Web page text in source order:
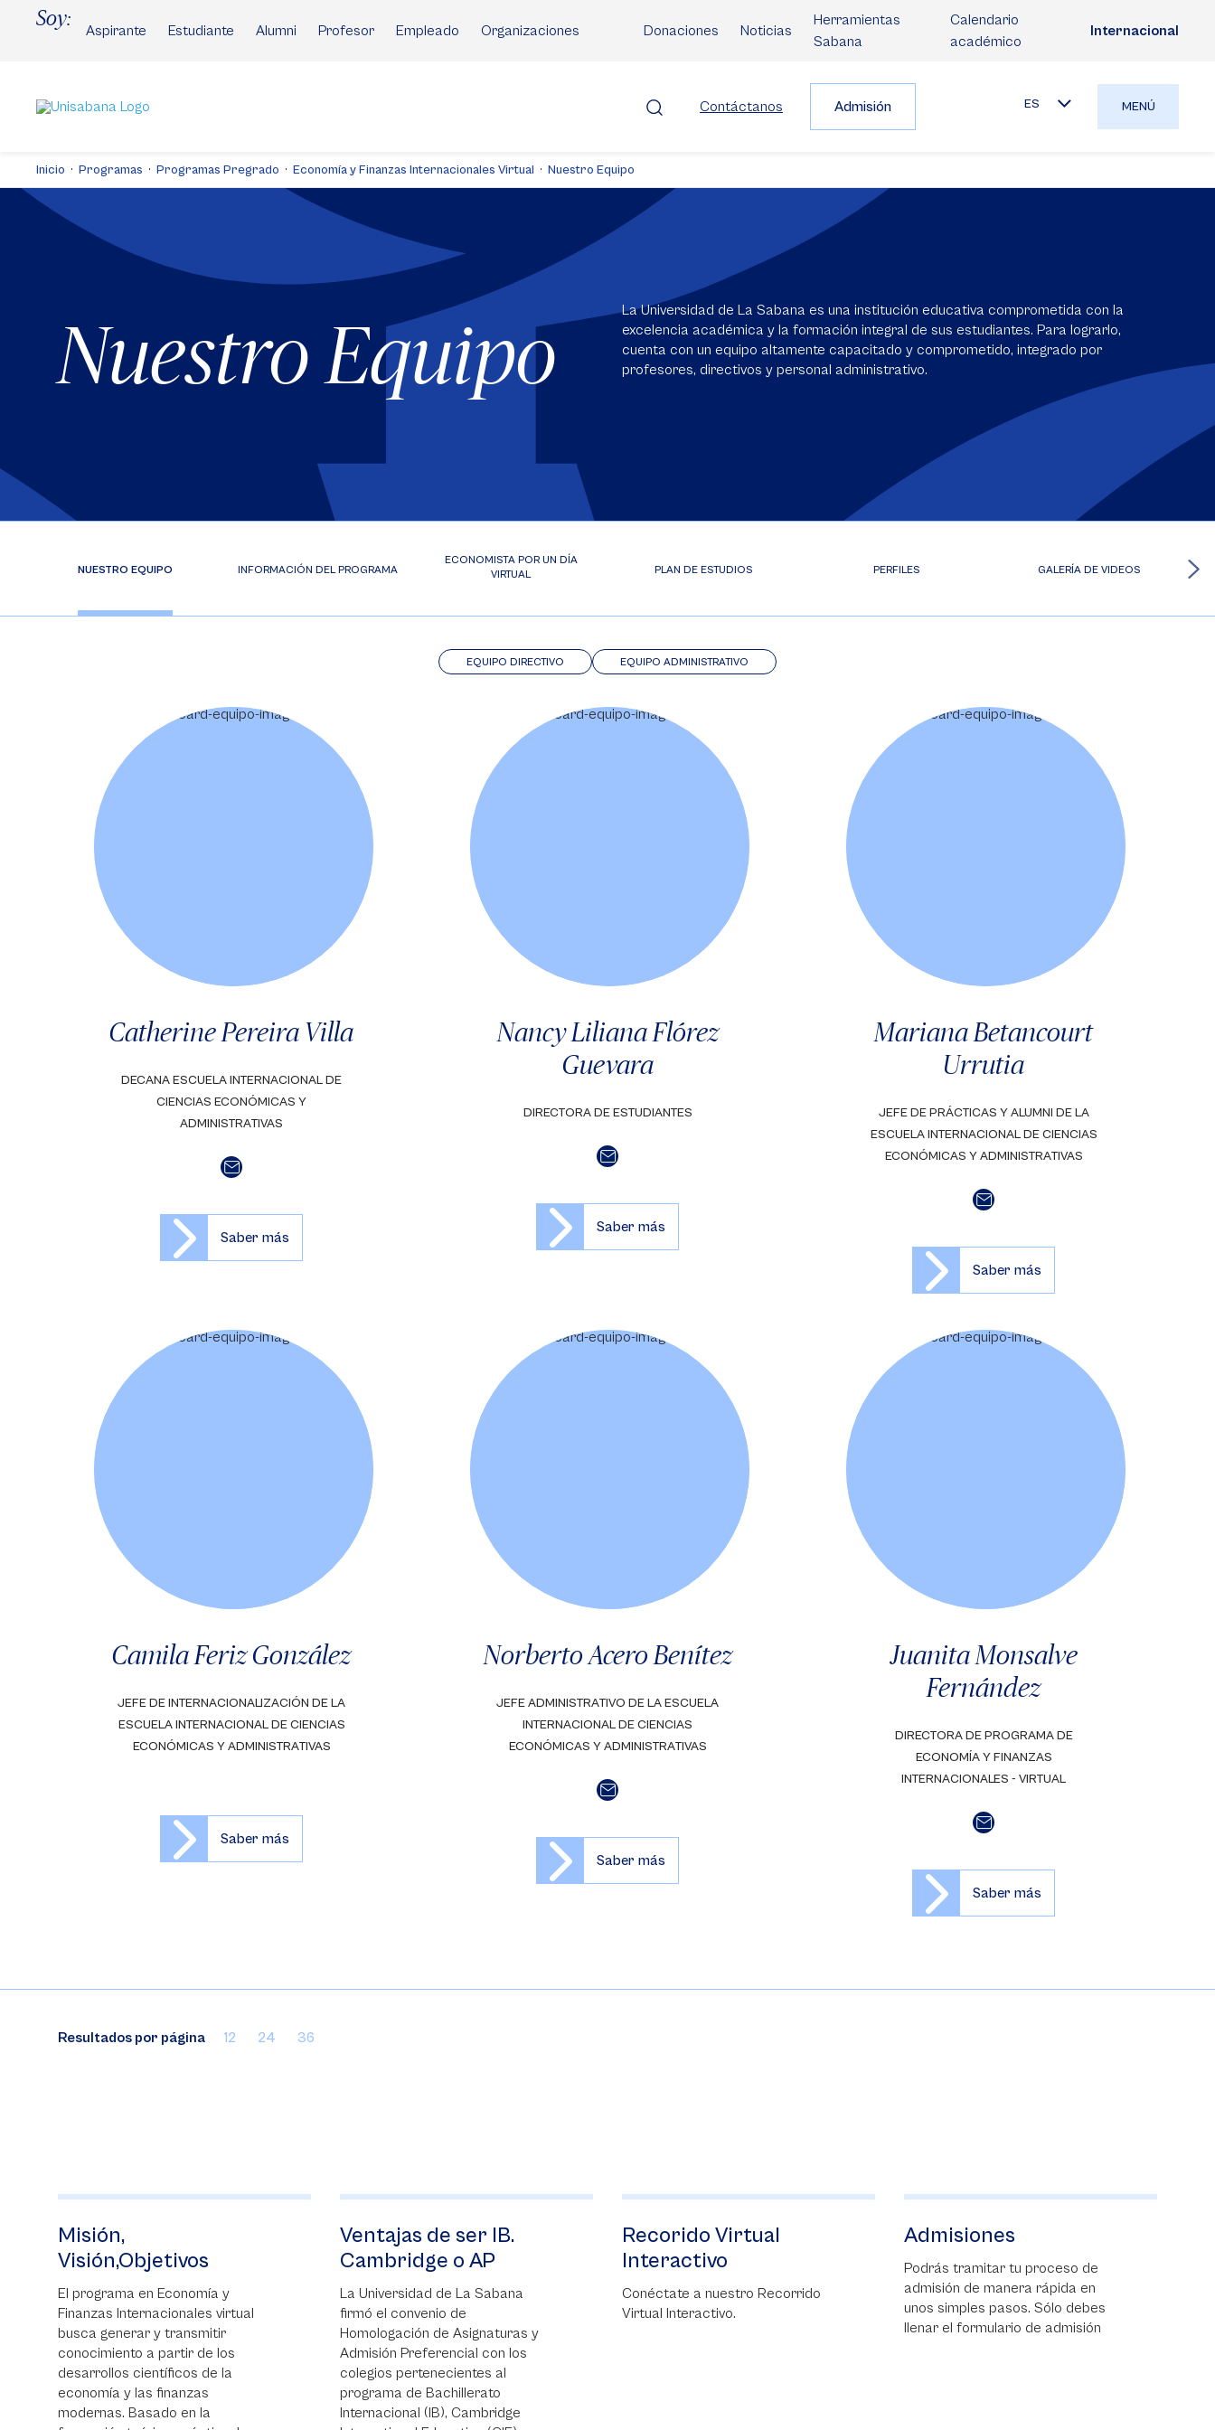
Soy:
Aspirante Estudiante Alumni Profesor Empleado Organizaciones Donaciones Noticias
Herramientas
Sabana
Calendario
académico
Internacional
Contáctanos Admisión ES MENÚ
Inicio Programas Programas Pregrado Economía y Finanzas Internacionales Virtual Nuestro Equipo
Nuestro Equipo
La Universidad de La Sabana es una institución educativa comprometida con la
excelencia académica y la formación integral de sus estudiantes. Para lograrlo,
cuenta con un equipo altamente capacitado y comprometido, integrado por
profesores, directivos y personal administrativo.
NUESTRO EQUIPO INFORMACIÓN DEL PROGRAMA
ECONOMISTA POR UN DÍA
VIRTUAL
PLAN DE ESTUDIOS PERFILES GALERÍA DE VIDEOS
EQUIPO ADMINISTRATIVO
EQUIPO DIRECTIVO
Catherine Pereira Villa
DECANA ESCUELA INTERNACIONAL DE
CIENCIAS ECONÓMICAS Y
ADMINISTRATIVAS
Saber más
Nancy Liliana Flórez
Guevara
DIRECTORA DE ESTUDIANTES
Saber más
Mariana Betancourt
Urrutia
JEFE DE PRÁCTICAS Y ALUMNI DE LA
ESCUELA INTERNACIONAL DE CIENCIAS
ECONÓMICAS Y ADMINISTRATIVAS
Saber más
Camila Feriz González
JEFE DE INTERNACIONALIZACIÓN DE LA
ESCUELA INTERNACIONAL DE CIENCIAS
ECONÓMICAS Y ADMINISTRATIVAS
Saber más
Norberto Acero Benítez
JEFE ADMINISTRATIVO DE LA ESCUELA
INTERNACIONAL DE CIENCIAS
ECONÓMICAS Y ADMINISTRATIVAS
Saber más
Juanita Monsalve
Fernández
DIRECTORA DE PROGRAMA DE
ECONOMÍA Y FINANZAS
INTERNACIONALES - VIRTUAL
Saber más
Resultados por página 12 24 36
virtual
Cambridge o AP
La Universidad de La Sabana
firmó el convenio de
Homologación de Asignaturas y
Admisión Preferencial con los
colegios pertenecientes al
programa de Bachillerato
Internacional (IB), Cambridge
Recorido Virtual
Interactivo
Conéctate a nuestro Recorrido
Virtual Interactivo.
Admisiones
Podrás tramitar tu proceso de
admisión de manera rápida en
unos simples pasos. Sólo debes
llenar el formulario de admisión
Programas
Podrás tramitar tu proceso de
admisión de manera rápida en
unos simples pasos. Sólo debes
llenar el formulario de admisión,